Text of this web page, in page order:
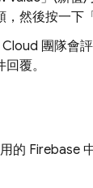
，然後按一下
團隊會
覆。
的 Firebase